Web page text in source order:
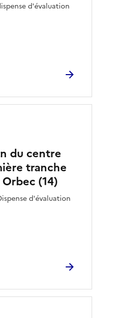
d'évaluation
du centre
tranche
(14)
d'évaluation